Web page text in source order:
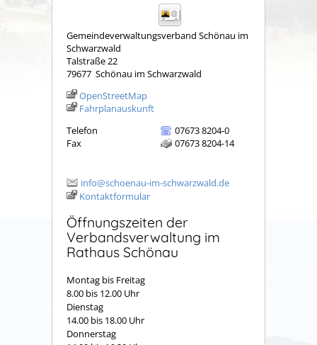
Gemeindeverwaltungsverband Schönau im
Schwarzwald
Talstraße 22
79677 Schönau im Schwarzwald
OpenStreetMap
Fahrplanauskunft
Telefon
07673 8204-0
Fax
07673 8204-14
info@schoenau-im-schwarzwald.de
Kontaktformular
Öffnungszeiten der
Verbandsverwaltung im
Rathaus Schönau
Montag bis Freitag
8.00 bis 12.00 Uhr
Dienstag
14.00 bis 18.00 Uhr
Donnerstag